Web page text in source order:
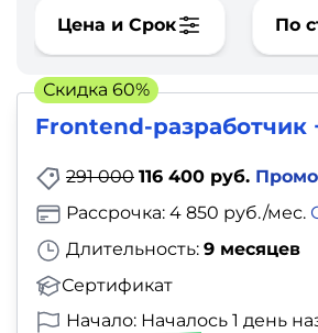
Цена и Срок По
Frontend-разработчик
291 000 116 400 руб.
Длительность: 9 месяцев
Сертификат
Рассрочка: 4 850 руб./мес.
Начало: Началось 1 день
Скидка 60%
фото,
аудио
Маркетинг
Иностранный
язык
Для
детей